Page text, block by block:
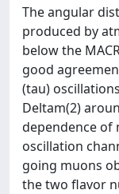
The angular
produced by
below the
good
(tau)
Deltam(2)
dependence of
oscillation
going muons
the two flavor